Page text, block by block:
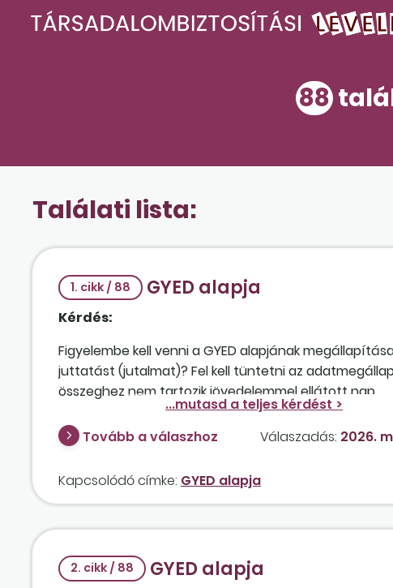
88
Találati lista:
1. cikk / 88 GYED alapja
Kérdés:
Figyelembe kell venni a GYED alapjának
juttatást (jutalmat)? Fel kell tüntetni az
összeghez nem tartozik jövedelemmel ellátott nap.
Tovább a válaszhoz Válaszadás: 2026.
Kapcsolódó címke: GYED alapja
2. cikk / 88 GYED alapja